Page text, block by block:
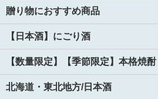
贈り物におすすめ商品
【日本酒】にごり酒
【数量限定】【季節限定】本格焼酎
北海道・東北地方/日本酒